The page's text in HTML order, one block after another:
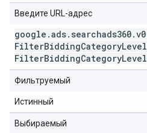
Введите URL-адрес
google .ads. searchads360.v0
FilterBiddingCategoryLevel
FilterBiddingCategoryLevel
Фильтруемый
Истинный
Выбираемый